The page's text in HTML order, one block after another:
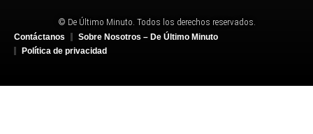
© De Último Minuto. Todos los derechos reservados.
Contáctanos
Sobre Nosotros – De Último Minuto
Política de privacidad